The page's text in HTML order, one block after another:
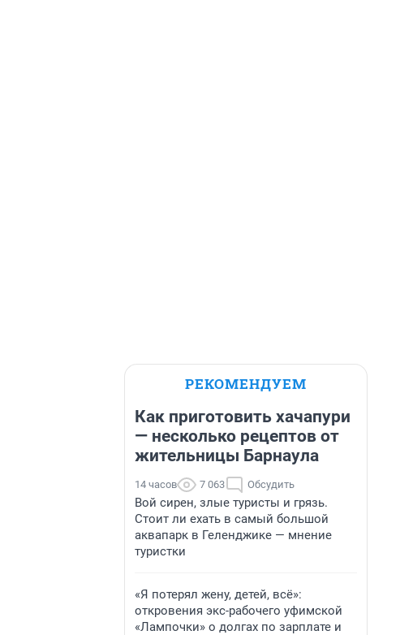
РЕКОМЕНДУЕМ
Как приготовить хачапури
— несколько рецептов от
жительницы Барнаула
14 часов 7 063 Обсудить
Вой сирен, злые туристы и грязь.
Стоит ли ехать в самый большой
аквапарк в Геленджике — мнение
туристки
«Я потерял жену, детей, всё»:
откровения экс-рабочего уфимской
«Лампочки» о долгах по зарплате и